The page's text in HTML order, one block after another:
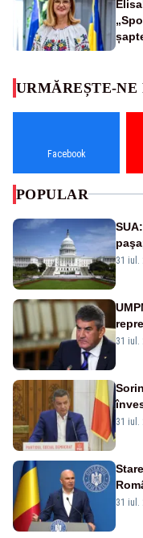
URMĂREȘTE-NE
Facebook
POPULAR
31 iul.
31 iul.
sunt
31 iul.
a
31 iul.